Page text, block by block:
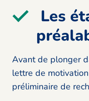
Les
Avant de plonger
lettre de
préliminaire de